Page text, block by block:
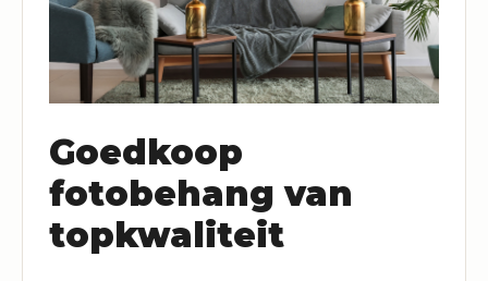
Goedkoop
fotobehang van
topkwaliteit